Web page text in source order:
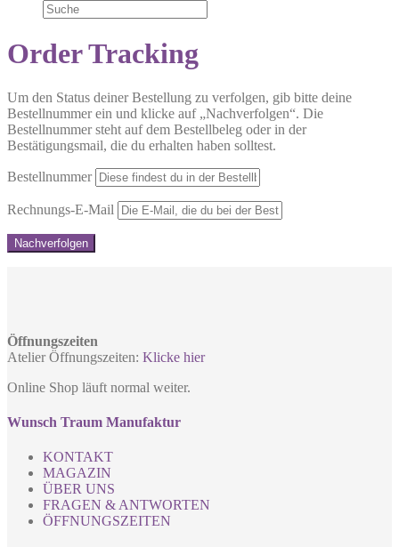
Order Tracking
Um den Status deiner Bestellung zu verfolgen, gib bitte deine
Bestellnummer ein und klicke auf „Nachverfolgen“. Die
Bestellnummer steht auf dem Bestellbeleg oder in der
Bestätigungsmail, die du erhalten haben solltest.
Bestellnummer
Rechnungs-E-Mail
Nachverfolgen
Öffnungszeiten
Atelier Öffnungszeiten: Klicke hier
Online Shop läuft normal weiter.
Wunsch Traum Manufaktur
KONTAKT
MAGAZIN
ÜBER UNS
FRAGEN & ANTWORTEN
ÖFFNUNGSZEITEN